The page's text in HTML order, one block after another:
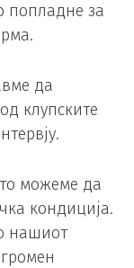
попладне за
да
клупските
можеме да
кондиција.
нашиот